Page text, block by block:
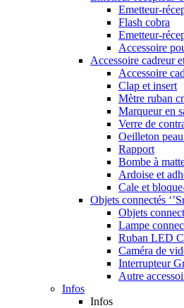
Emetteur-
Flash cobra
Emetteur-
Accessoire
Accessoire cadreur
Accessoire
Clap et insert
Mètre ruban
Marqueur en
Verre de
Oeilleton
Rapport
Bombe à
Ardoise et
Cale et
Objets connectés
Objets
Lampe
Ruban LED
Caméra de
Interrupteur
Autre
Infos
Infos